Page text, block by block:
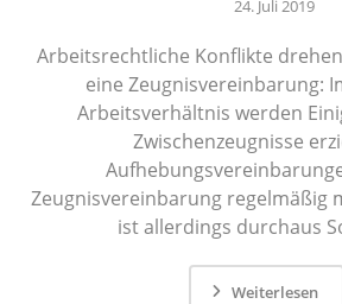
24. Juli 2019
Arbeitsrechtliche Konflikte
eine Zeugnisvereinbarung:
Arbeitsverhältnis werden
Zwischenzeugnisse
Zeugnisvereinbarung regelmäßig
ist allerdings durchaus
Weiterlesen